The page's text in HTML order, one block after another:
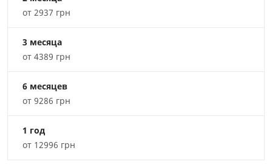
от 2937 грн
3 месяца
от 4389 грн
6 месяцев
от 9286 грн
1 год
от 12996 грн